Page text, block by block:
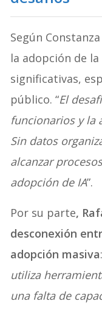
Según
la adopción de
significativas,
público. “El
funcionarios y la
Sin datos
alcanzar
adopción de IA”.
Por su parte,
desconexión
adopción masiva
utiliza
una falta de